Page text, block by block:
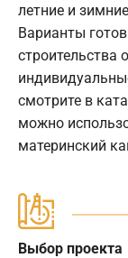
летние и
Варианты
строительства
смотрите в
можно
материнский
Выбор проекта